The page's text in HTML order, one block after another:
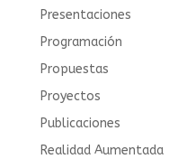
Presentaciones
Programación
Propuestas
Proyectos
Publicaciones
Realidad Aumentada